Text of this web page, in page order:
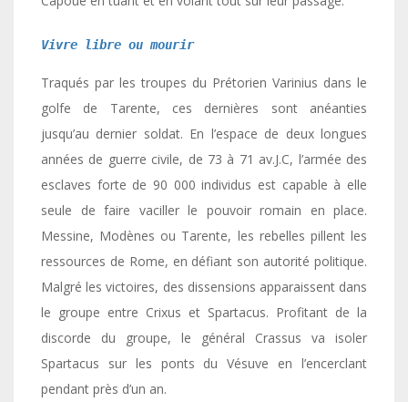
Vivre libre ou mourir
Traqués par les troupes du Prétorien Varinius dans le
golfe de Tarente, ces dernières sont anéanties
jusqu’au dernier soldat. En l’espace de deux longues
années de guerre civile, de 73 à 71 av.J.C, l’armée des
esclaves forte de 90 000 individus est capable à elle
seule de faire vaciller le pouvoir romain en place.
Messine, Modènes ou Tarente, les rebelles pillent les
ressources de Rome, en défiant son autorité politique.
Malgré les victoires, des dissensions apparaissent dans
le groupe entre Crixus et Spartacus. Profitant de la
discorde du groupe, le général Crassus va isoler
Spartacus sur les ponts du Vésuve en l’encerclant
pendant près d’un an.